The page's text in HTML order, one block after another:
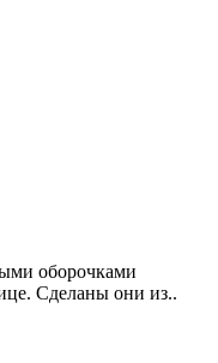
оборочками
Сделаны они из..